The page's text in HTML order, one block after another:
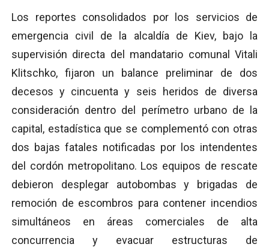
Los reportes consolidados por los servicios de
emergencia civil de la alcaldía de Kiev, bajo la
supervisión directa del mandatario comunal Vitali
Klitschko, fijaron un balance preliminar de dos
decesos y cincuenta y seis heridos de diversa
consideración dentro del perímetro urbano de la
capital, estadística que se complementó con otras
dos bajas fatales notificadas por los intendentes
del cordón metropolitano. Los equipos de rescate
debieron desplegar autobombas y brigadas de
remoción de escombros para contener incendios
simultáneos en áreas comerciales de alta
concurrencia y evacuar estructuras de